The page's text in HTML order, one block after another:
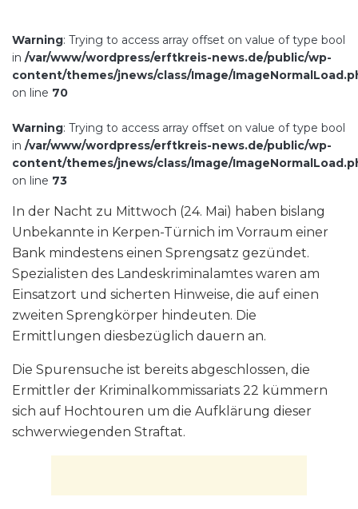
Warning: Trying to access array offset on value of type bool
in /var/www/wordpress/erftkreis-news.de/public/wp-
content/themes/jnews/class/Image/
on line 70
Warning: Trying to access array offset on value of type bool
in /var/www/wordpress/erftkreis-news.de/public/wp-
content/themes/jnews/class/Image/
on line 73
In der Nacht zu Mittwoch (24. Mai) haben bislang
Unbekannte in Kerpen-Türnich im Vorraum einer
Bank mindestens einen Sprengsatz gezündet.
Spezialisten des Landeskriminalamtes waren am
Einsatzort und sicherten Hinweise, die auf einen
zweiten Sprengkörper hindeuten. Die
Ermittlungen diesbezüglich dauern an.
Die Spurensuche ist bereits abgeschlossen, die
Ermittler der Kriminalkommissariats 22 kümmern
sich auf Hochtouren um die Aufklärung dieser
schwerwiegenden Straftat.